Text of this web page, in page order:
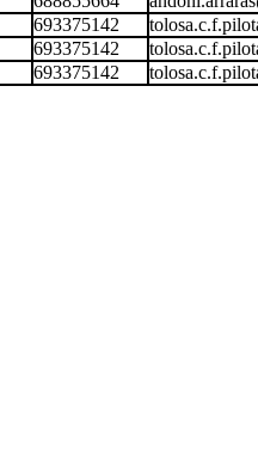
693375142
693375142
693375142